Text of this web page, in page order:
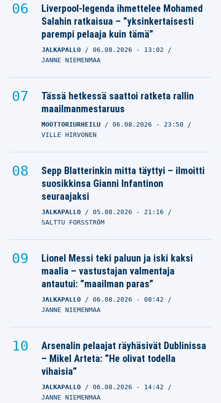
Liverpool-legenda ihmettelee Mohamed
Salahin ratkaisua – ”yksinkertaisesti
parempi pelaaja kuin tämä”
JALKAPALLO 06.08.2026 - 13:02
JANNE NIEMENMAA
Tässä hetkessä saattoi ratketa rallin
maailmanmestaruus
MOOTTORIURHEILU 06.08.2026 - 23:50
VILLE HIRVONEN
Sepp Blatterinkin mitta täyttyi – ilmoitti
suosikkinsa Gianni Infantinon
seuraajaksi
JALKAPALLO 05.08.2026 - 21:16
SALTTU FORSSTRÖM
Lionel Messi teki paluun ja iski kaksi
maalia – vastustajan valmentaja
antautui: ”maailman paras”
JALKAPALLO 06.08.2026 - 08:42
JANNE NIEMENMAA
Arsenalin pelaajat räyhäsivät Dublinissa
– Mikel Arteta: ”He olivat todella
vihaisia”
JALKAPALLO 06.08.2026 - 14:42
JANNE NIEMENMAA